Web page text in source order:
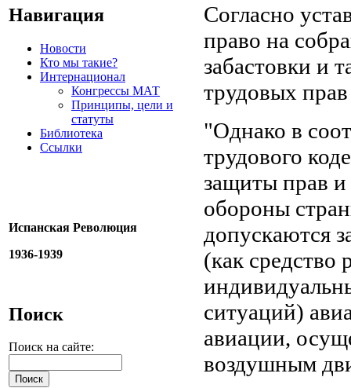
Навигация
Новости
Кто мы такие?
Интернационал
Конгрессы МАТ
Принципы, цели и
статуты
Библиотека
Ссылки
Испанская Революция
1936-1939
Поиск
Поиск на сайте:
Согласно
право на
забастовки и
трудовых
"Однако в
трудового
защиты прав и
обороны
допускаются
(как средство
ситуаций)
авиации,
воздушным